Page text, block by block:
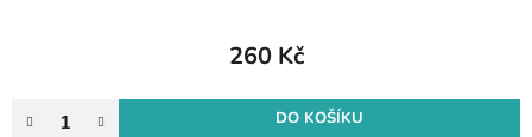
260 Kč
DO KOŠÍKU